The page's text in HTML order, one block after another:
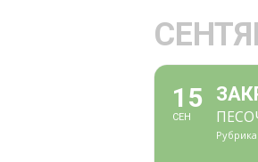
15
СЕН
Рубрика: